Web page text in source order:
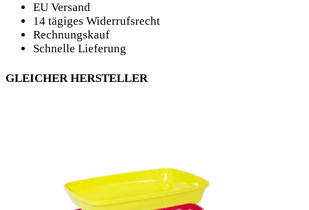
EU Versand
14 tägiges Widerrufsrecht
Rechnungskauf
Schnelle Lieferung
GLEICHER HERSTELLER